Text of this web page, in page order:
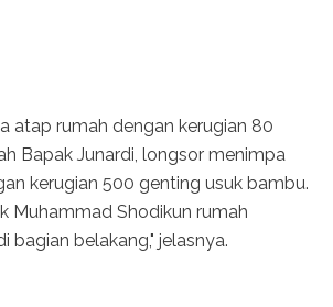
atap rumah dengan kerugian 80
Bapak Junardi, longsor menimpa
kerugian 500 genting usuk bambu.
Muhammad Shodikun rumah
bagian belakang," jelasnya.